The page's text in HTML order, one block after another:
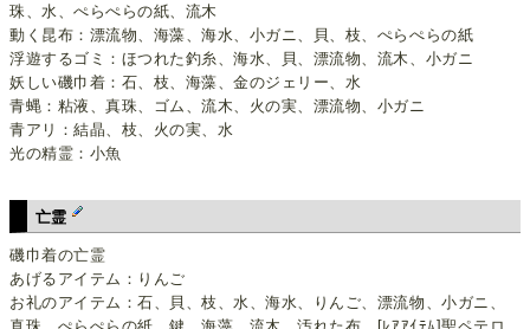
珠、水、ぺらぺらの紙、流木
動く昆布：漂流物、海藻、海水、小ガニ、貝、枝、ぺらぺらの紙
浮遊するゴミ：ほつれた釣糸、海水、貝、漂流物、流木、小ガニ
妖しい磯巾着：石、枝、海藻、金のジェリー、水
青蝿：粘液、真珠、ゴム、流木、火の実、漂流物、小ガニ
青アリ：結晶、枝、火の実、水
光の精霊：小魚
亡霊
磯巾着の亡霊
あげるアイテム：りんご
お礼のアイテム：石、貝、枝、水、海水、りんご、漂流物、小ガニ、